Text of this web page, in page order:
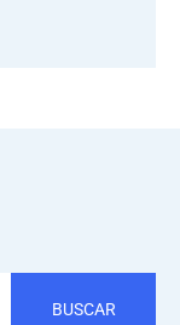
BUSCAR